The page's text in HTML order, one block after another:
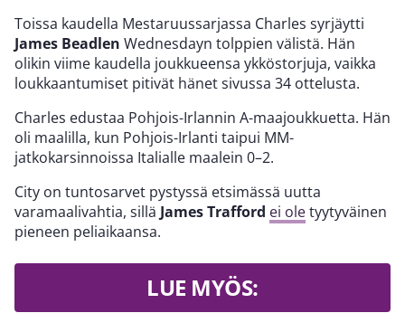
Toissa kaudella Mestaruussarjassa Charles syrjäytti
James Beadlen Wednesdayn tolppien välistä. Hän
olikin viime kaudella joukkueensa ykköstorjuja, vaikka
loukkaantumiset pitivät hänet sivussa 34 ottelusta.
Charles edustaa Pohjois-Irlannin A-maajoukkuetta. Hän
oli maalilla, kun Pohjois-Irlanti taipui MM-
jatkokarsinnoissa Italialle maalein 0–2.
City on tuntosarvet pystyssä etsimässä uutta
varamaalivahtia, sillä James Trafford ei oletyytyväinen
pieneen peliaikaansa.
LUE MYÖS: